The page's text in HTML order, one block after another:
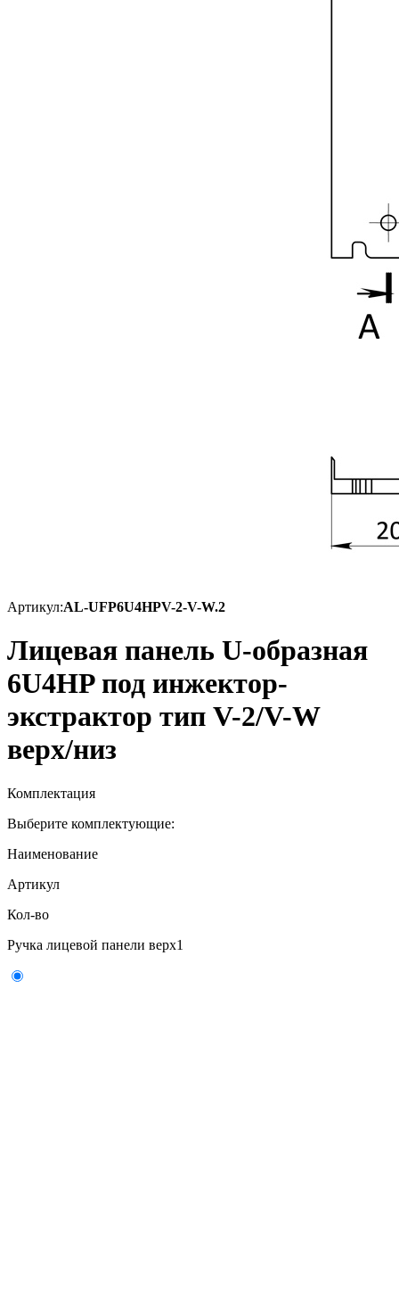
Артикул:AL-UFP6U4HPV-2-V-W.2
Лицевая панель U-образная
6U4HP под инжектор-
экстрактор тип V-2/V-W
верх/низ
Комплектация
Выберите комплектующие:
Наименование
Артикул
Кол-во
Ручка лицевой панели верх1